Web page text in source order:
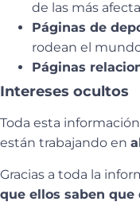
de las más
Páginas de
rodean el
Páginas
Intereses ocultos
Toda esta
están trabajando en
Gracias a toda la
que ellos saben que